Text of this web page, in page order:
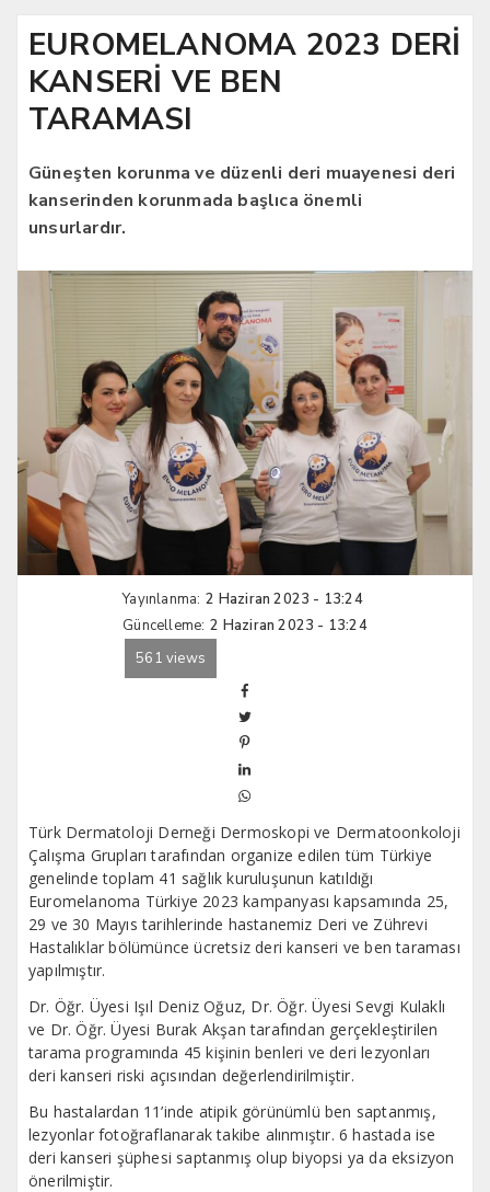
EUROMELANOMA 2023 DERİ
KANSERİ VE BEN
TARAMASI
Güneşten korunma ve düzenli deri muayenesi deri
kanserinden korunmada başlıca önemli
unsurlardır.
Yayınlanma: 2 Haziran 2023 - 13:24
Güncelleme: 2 Haziran 2023 - 13:24
561 views
Türk Dermatoloji Derneği Dermoskopi ve Dermatoonkoloji
Çalışma Grupları tarafından organize edilen tüm Türkiye
genelinde toplam 41 sağlık kuruluşunun katıldığı
Euromelanoma Türkiye 2023 kampanyası kapsamında 25,
29 ve 30 Mayıs tarihlerinde hastanemiz Deri ve Zührevi
Hastalıklar bölümünce ücretsiz deri kanseri ve ben taraması
yapılmıştır.
Dr. Öğr. Üyesi Işıl Deniz Oğuz, Dr. Öğr. Üyesi Sevgi Kulaklı
ve Dr. Öğr. Üyesi Burak Akşan tarafından gerçekleştirilen
tarama programında 45 kişinin benleri ve deri lezyonları
deri kanseri riski açısından değerlendirilmiştir.
Bu hastalardan 11’inde atipik görünümlü ben saptanmış,
lezyonlar fotoğraflanarak takibe alınmıştır. 6 hastada ise
deri kanseri şüphesi saptanmış olup biyopsi ya da eksizyon
önerilmiştir.